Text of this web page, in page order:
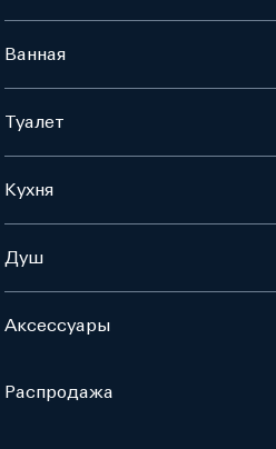
Ванная
Туалет
Кухня
Душ
Аксессуары
Распродажа